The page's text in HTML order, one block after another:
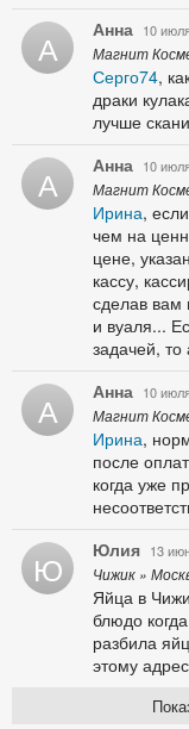
А Анна 10
Магнит
Серго74,
драки
лучше
А Анна 10
Магнит
Ирина,
чем на
цене,
кассу,
сделав вам
и вуаля...
задачей, то
А Анна 10
Магнит
Ирина,
после
когда уже
Ю Юлия 13
Чижик »
Яйца в
блюдо
разбила
этому